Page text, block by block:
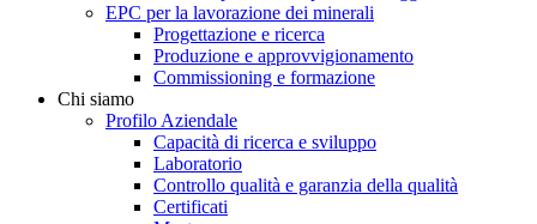
EPC per la lavorazione dei minerali
Progettazione e ricerca
Produzione e approvvigionamento
Commissioning e formazione
Chi siamo
Profilo Aziendale
Capacità di ricerca e sviluppo
Laboratorio
Controllo qualità e garanzia della qualità
Certificati